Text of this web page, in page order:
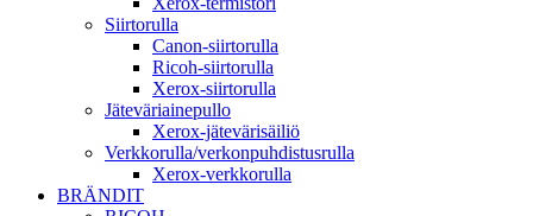
Siirtorulla
Canon-siirtorulla
Ricoh-siirtorulla
Xerox-siirtorulla
Jäteväriainepullo
Xerox-jätevärisäiliö
Verkkorulla/verkonpuhdistusrulla
Xerox-verkkorulla
BRÄNDIT